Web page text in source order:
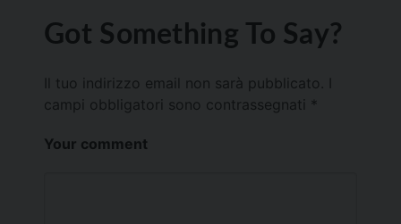
Got Something To Say?
Il tuo indirizzo email non sarà pubblicato.
campi obbligatori sono contrassegnati *
Your comment